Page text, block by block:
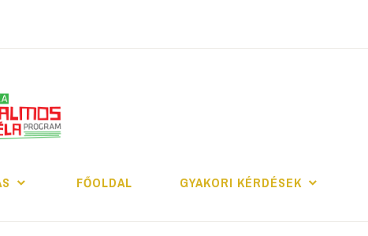
FŐOLDAL GYAKORI KÉRDÉSEK